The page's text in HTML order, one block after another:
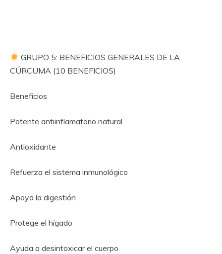
GRUPO 5: BENEFICIOS GENERALES DE LA
CÚRCUMA (10 BENEFICIOS)
Beneficios
Potente antiinflamatorio natural
Antioxidante
Refuerza el sistema inmunológico
Apoya la digestión
Protege el hígado
Ayuda a desintoxicar el cuerpo